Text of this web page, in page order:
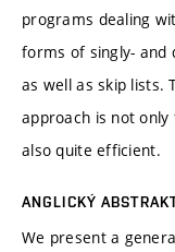
programs dealing
forms of singly- and
as well as skip lists.
approach is not
also quite efficient.
ANGLICKÝ
We present a